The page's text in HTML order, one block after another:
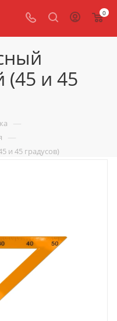
0
(45 и 45
—
—
и 45 градусов)